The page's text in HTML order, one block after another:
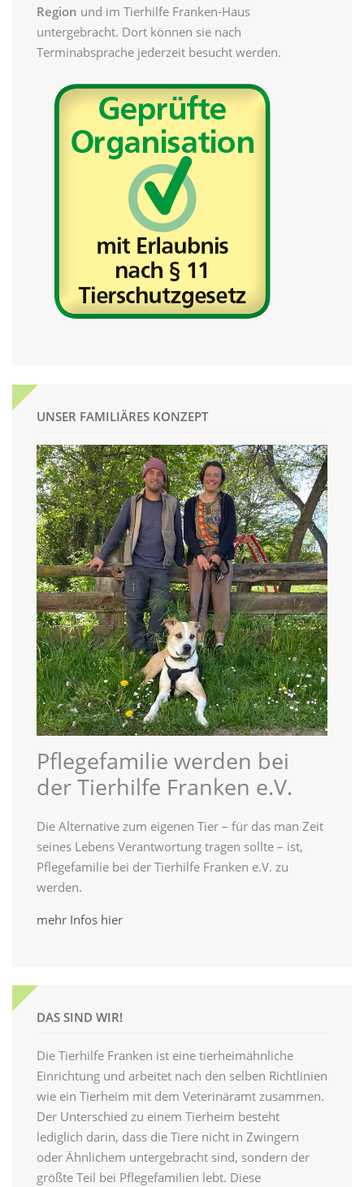
Region und im Tierhilfe Franken-Haus
untergebracht. Dort können sie nach
Terminabsprache jederzeit besucht werden.
UNSER FAMILIÄRES KONZEPT
Pflegefamilie werden bei
der Tierhilfe Franken e.V.
Die Alternative zum eigenen Tier – für das man Zeit
seines Lebens Verantwortung tragen sollte – ist,
Pflegefamilie bei der Tierhilfe Franken e.V. zu
werden.
mehr Infos hier
DAS SIND WIR!
Die Tierhilfe Franken ist eine tierheimähnliche
Einrichtung und arbeitet nach den selben Richtlinien
wie ein Tierheim mit dem Veterinäramt zusammen.
Der Unterschied zu einem Tierheim besteht
lediglich darin, dass die Tiere nicht in Zwingern
oder Ähnlichem untergebracht sind, sondern der
größte Teil bei Pflegefamilien lebt. Diese